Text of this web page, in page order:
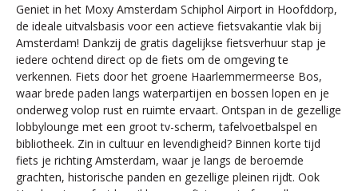
Geniet in het Moxy Amsterdam Schiphol Airport in Hoofddorp,
de ideale uitvalsbasis voor een actieve fietsvakantie vlak bij
Amsterdam! Dankzij de gratis dagelijkse fietsverhuur stap je
iedere ochtend direct op de fiets om de omgeving te
verkennen. Fiets door het groene Haarlemmermeerse Bos,
waar brede paden langs waterpartijen en bossen lopen en je
onderweg volop rust en ruimte ervaart. Ontspan in de gezellige
lobbylounge met een groot tv-scherm, tafelvoetbalspel en
bibliotheek. Zin in cultuur en levendigheid? Binnen korte tijd
fiets je richting Amsterdam, waar je langs de beroemde
grachten, historische panden en gezellige pleinen rijdt. Ook